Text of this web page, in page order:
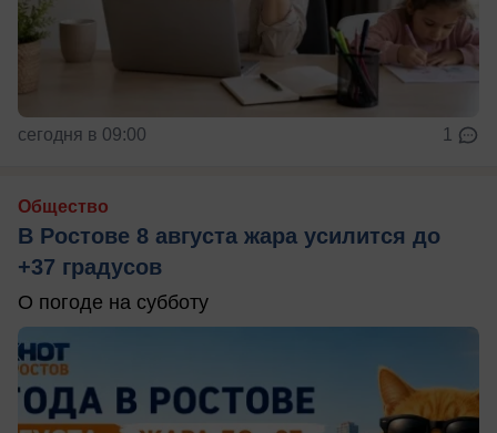
сегодня в 09:00 1
Общество
В Ростове 8 августа жара усилится до
+37 градусов
О погоде на субботу